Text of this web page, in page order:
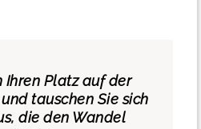
Ihren Platz auf der
tauschen Sie sich
die den Wandel